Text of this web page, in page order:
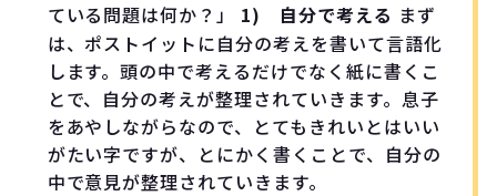
ている問題は何か？」 1) 自分で考える まず
は、ポストイットに自分の考えを書いて言語化
します。頭の中で考えるだけでなく紙に書くこ
とで、自分の考えが整理されていきます。息子
をあやしながらなので、とてもきれいとはいい
がたい字ですが、とにかく書くことで、自分の
中で意見が整理されていきます。